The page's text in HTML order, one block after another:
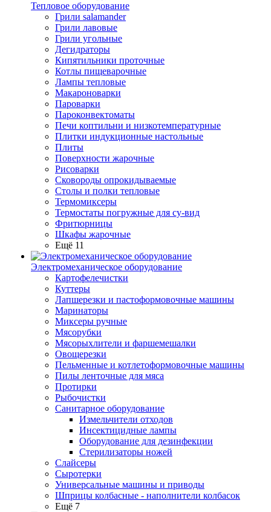
Тепловое оборудование
Грили salamander
Грили лавовые
Грили угольные
Дегидраторы
Кипятильники проточные
Котлы пищеварочные
Лампы тепловые
Макароноварки
Пароварки
Пароконвектоматы
Печи коптильни и низкотемпературные
Плитки индукционные настольные
Плиты
Поверхности жарочные
Рисоварки
Сковороды опрокидываемые
Столы и полки тепловые
Термомиксеры
Термостаты погружные для су-вид
Фритюрницы
Шкафы жарочные
Ещё 11
Электромеханическое оборудование
Картофелечистки
Куттеры
Лапшерезки и пастоформовочные машины
Маринаторы
Миксеры ручные
Мясорубки
Мясорыхлители и фаршемешалки
Овощерезки
Пельменные и котлетоформовочные машины
Пилы ленточные для мяса
Протирки
Рыбочистки
Санитарное оборудование
Измельчители отходов
Инсектицидные лампы
Оборудование для дезинфекции
Стерилизаторы ножей
Слайсеры
Сыротерки
Универсальные машины и приводы
Шприцы колбасные - наполнители колбасок
Ещё 7